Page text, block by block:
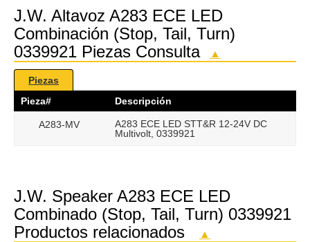
J.W. Altavoz A283 ECE LED
Combinación (Stop, Tail, Turn)
0339921 Piezas Consulta
▲
Piezas
Pieza#
Descripción
A283-MV
A283 ECE LED STT&R 12-24V DC
Multivolt, 0339921
J.W. Speaker A283 ECE LED
Combinado (Stop, Tail, Turn) 0339921
Productos relacionados
▲